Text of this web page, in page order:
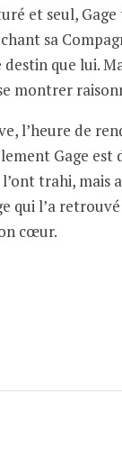
et seul,
sa
que lui.
montrer
l’heure de
Gage est
trahi, mais
qui l’a
cœur.